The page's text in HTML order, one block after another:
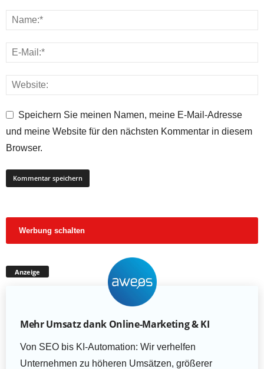
Speichern Sie meinen Namen, meine E-Mail-Adresse
und meine Website für den nächsten Kommentar in diesem
Browser.
Werbung schalten
Anzeige
Mehr Umsatz dank Online-Marketing & KI
Von SEO bis KI-Automation: Wir verhelfen
Unternehmen zu höheren Umsätzen, größerer